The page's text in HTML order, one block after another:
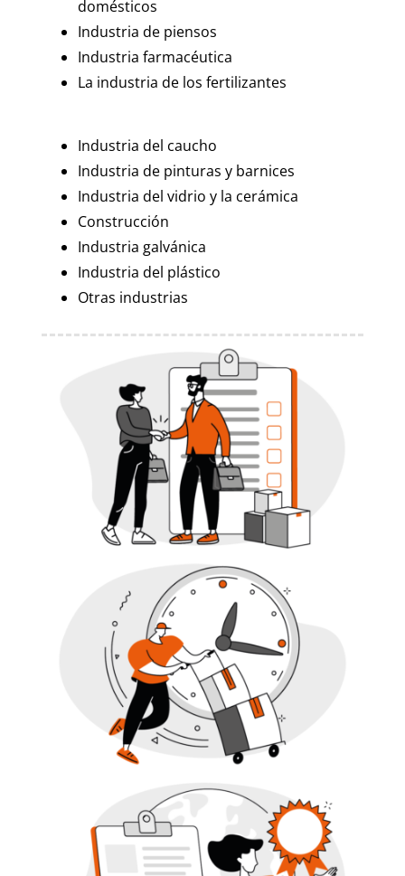
domésticos
Industria de piensos
Industria farmacéutica
La industria de los fertilizantes
Industria del caucho
Industria de pinturas y barnices
Industria del vidrio y la cerámica
Construcción
Industria galvánica
Industria del plástico
Otras industrias